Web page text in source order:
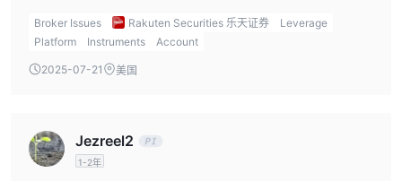
第2步：填写简短的在线注册表以申请真实交易账户。您必须包括
易经验的简短问卷。
步骤 5：选择交易的掉期类型以及账户的货币。阅读并接受免责声
Broker Issues Rakuten Securities 乐天证券
Leverage
Platform
Instruments Account
2025-07-21 美国
Jezreel2
1-2年